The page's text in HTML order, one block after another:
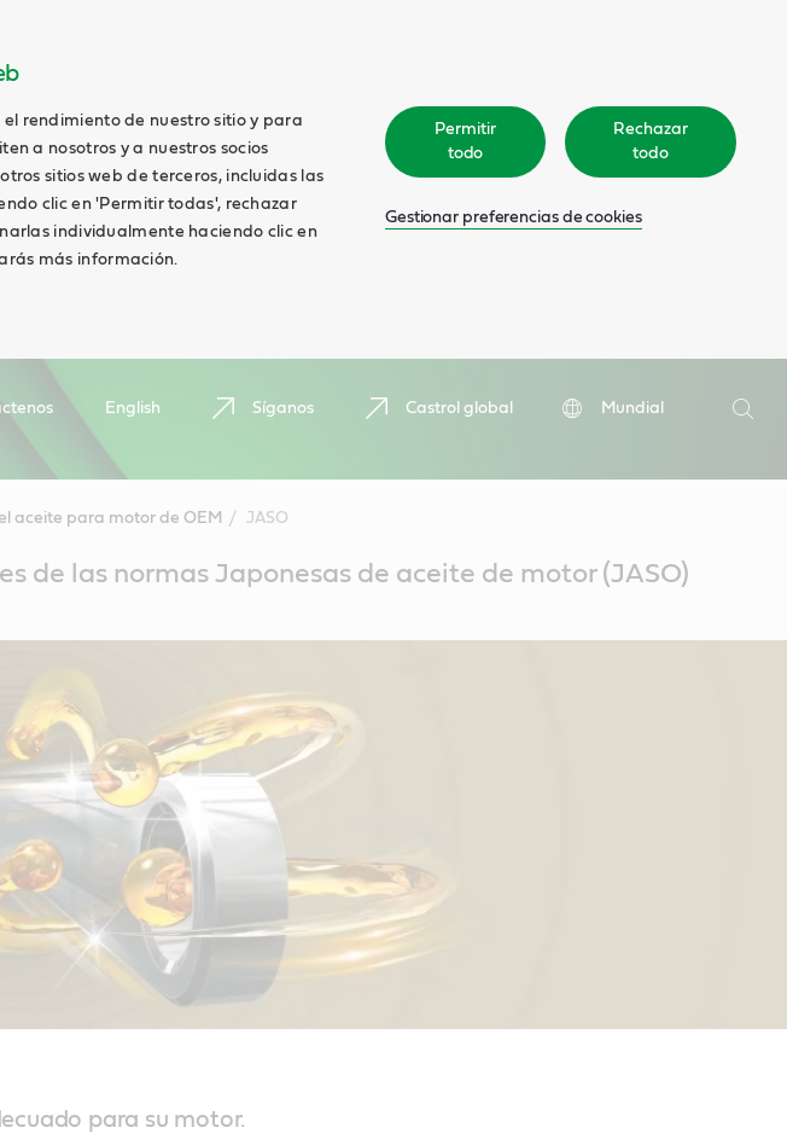
rendimiento de nuestro sitio y para
a nosotros y a nuestros socios
sitios web de terceros, incluidas las
clic en 'Permitir todas', rechazar
individualmente haciendo clic en
más información.
Permitir
todo
Rechazar
todo
Gestionar preferencias de cookies
English Síganos Castrol global
Mundial
Search
aceite para motor de OEM JASO
de las normas Japonesas de aceite de motor (JASO)
para su motor.